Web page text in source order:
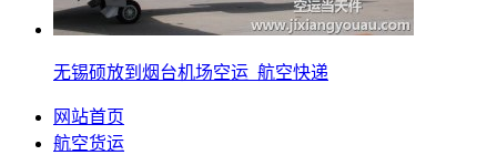
无锡硕放到烟台机场空运_航空快递
网站首页
航空货运